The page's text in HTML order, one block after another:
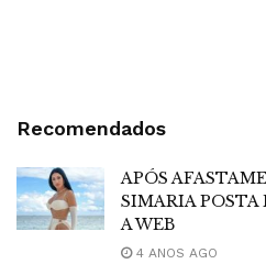
Recomendados
APÓS
SIMARIA POSTA
A WEB
4 ANOS AGO